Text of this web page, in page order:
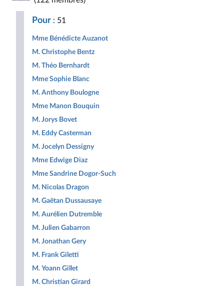
Républicaine
Pour : 51
Mme Bénédicte Auzanot
M. Christophe Bentz
M. Théo Bernhardt
Mme Sophie Blanc
M. Anthony Boulogne
Mme Manon Bouquin
M. Jorys Bovet
M. Eddy Casterman
M. Jocelyn Dessigny
Mme Edwige Diaz
Mme Sandrine Dogor-Such
M. Nicolas Dragon
M. Gaëtan Dussausaye
M. Aurélien Dutremble
M. Julien Gabarron
M. Jonathan Gery
M. Frank Giletti
M. Yoann Gillet
M. Christian Girard